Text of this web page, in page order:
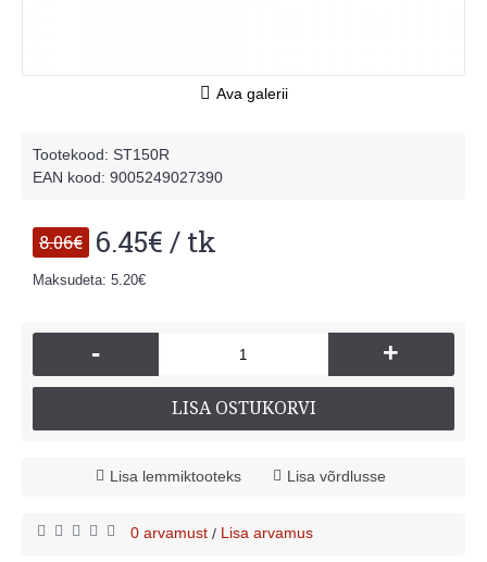
Ava galerii
Tootekood: ST150R
EAN kood: 9005249027390
8.06€ 6.45€ / tk
Maksudeta: 5.20€
- +
LISA OSTUKORVI
Lisa lemmiktooteks Lisa võrdlusse
0 arvamust / Lisa arvamus